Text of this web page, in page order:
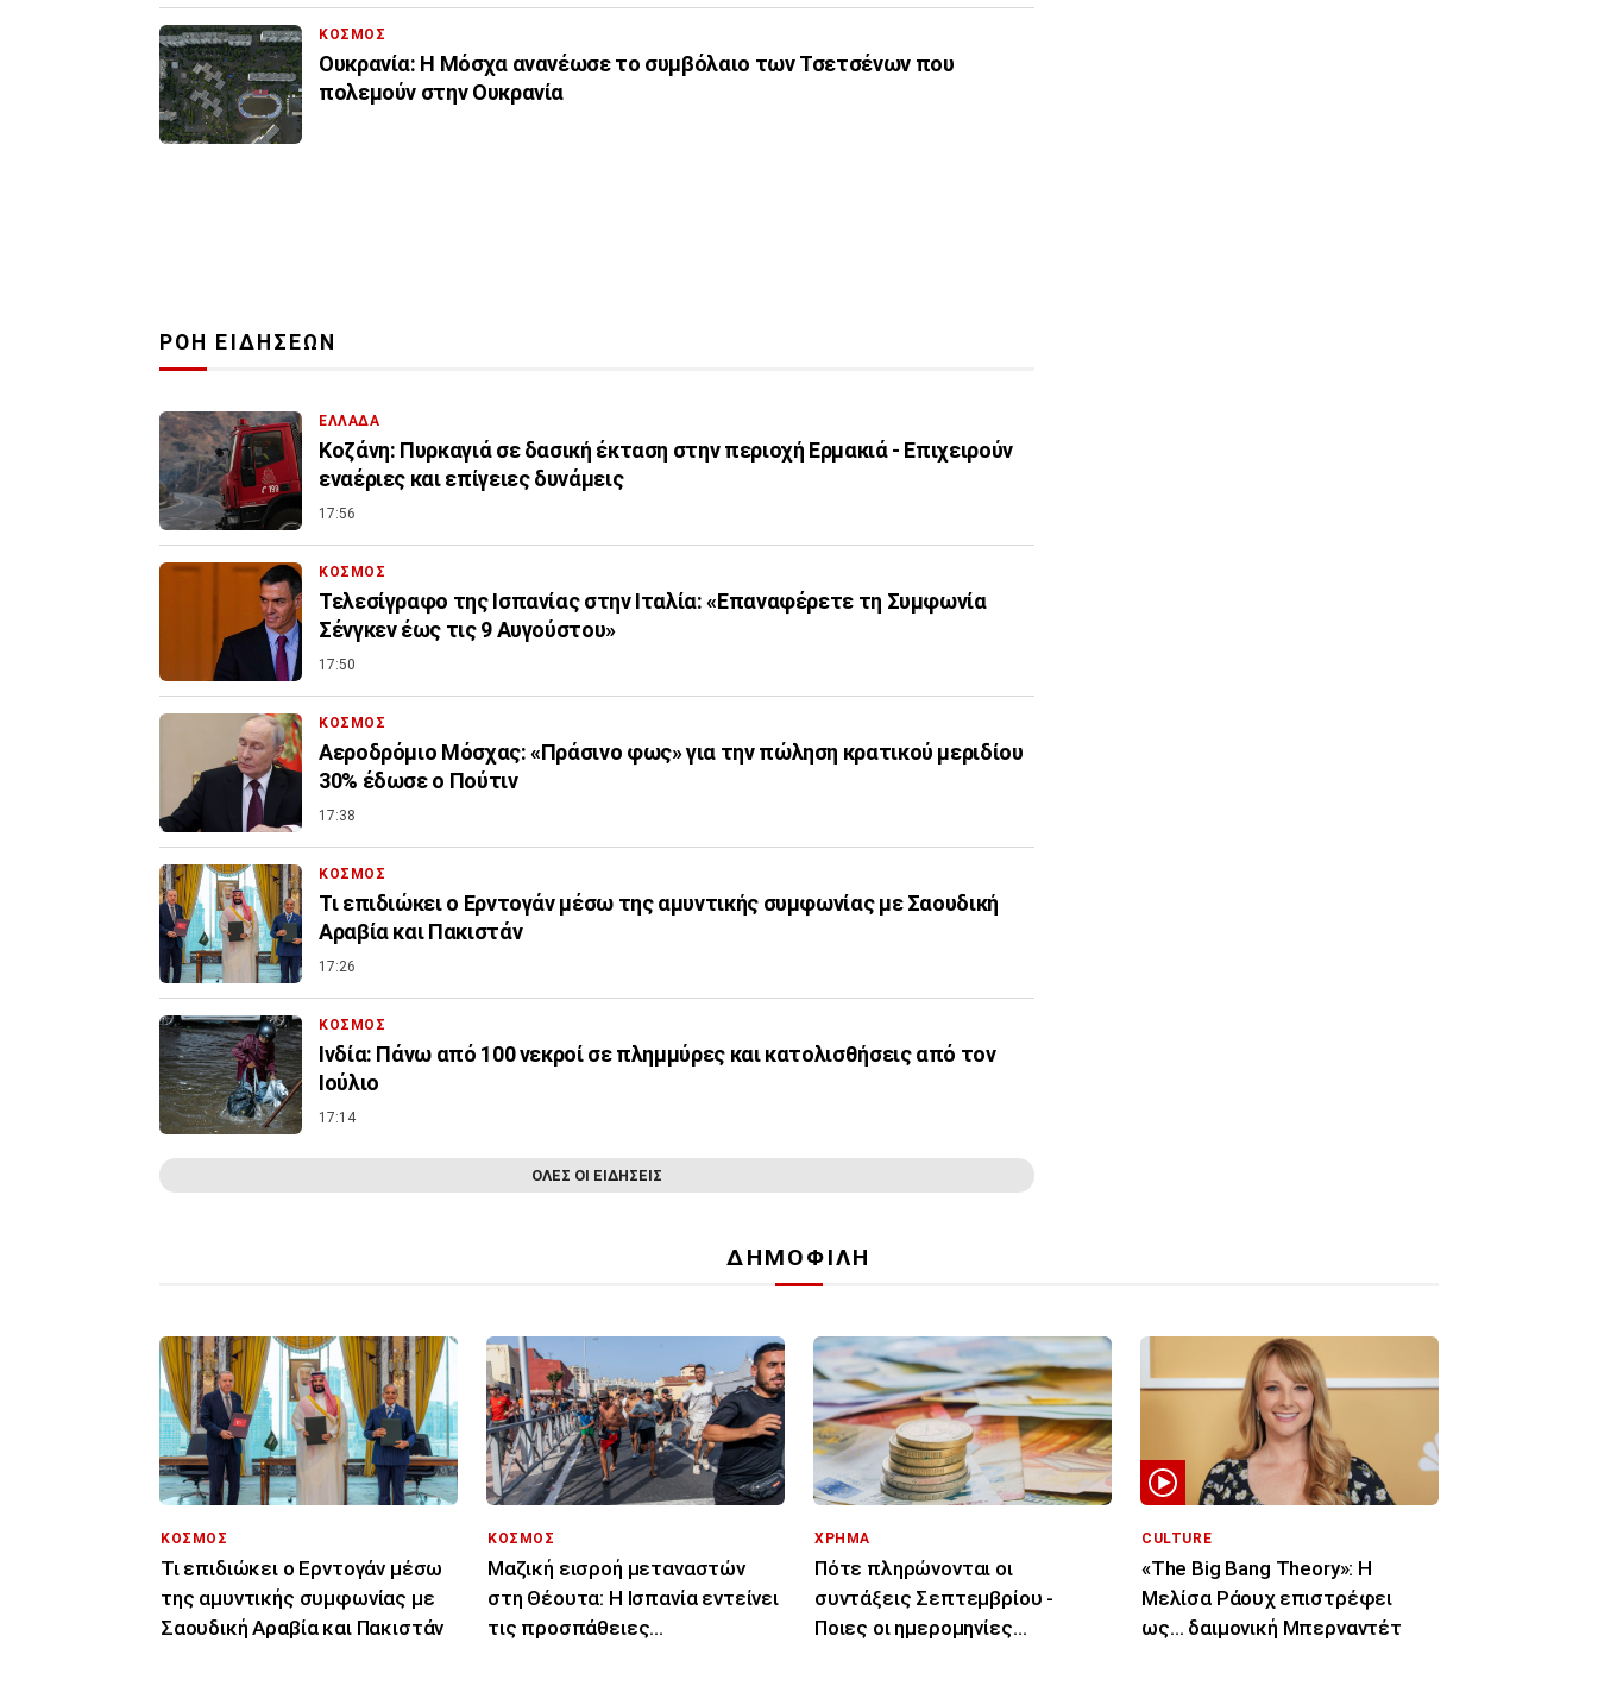
ΚΟΣΜΟΣ
Ουκρανία: Η Μόσχα ανανέωσε το συμβόλαιο των Τσετσένων που
πολεμούν στην Ουκρανία
ΡΟΗ ΕΙΔΗΣΕΩΝ
ΕΛΛΑΔΑ
Κοζάνη: Πυρκαγιά σε δασική έκταση στην περιοχή Ερμακιά - Επιχειρούν
εναέριες και επίγειες δυνάμεις
17:56
ΚΟΣΜΟΣ
Τελεσίγραφο της Ισπανίας στην Ιταλία: «Επαναφέρετε τη Συμφωνία
Σένγκεν έως τις 9 Αυγούστου»
17:50
ΚΟΣΜΟΣ
Αεροδρόμιο Μόσχας: «Πράσινο φως» για την πώληση κρατικού μεριδίου
30% έδωσε ο Πούτιν
17:38
ΚΟΣΜΟΣ
Τι επιδιώκει ο Ερντογάν μέσω της αμυντικής συμφωνίας με Σαουδική
Αραβία και Πακιστάν
17:26
ΚΟΣΜΟΣ
Ινδία: Πάνω από 100 νεκροί σε πλημμύρες και κατολισθήσεις από τον
Ιούλιο
17:14
ΟΛΕΣ ΟΙ ΕΙΔΗΣΕΙΣ
ΔΗΜΟΦΙΛΗ
ΚΟΣΜΟΣ
Τι επιδιώκει ο Ερντογάν μέσω
της αμυντικής συμφωνίας με
Σαουδική Αραβία και Πακιστάν
ΚΟΣΜΟΣ
Μαζική εισροή μεταναστών
στη Θέουτα: Η Ισπανία εντείνει
τις προσπάθειες
ΧΡΗΜΑ
Πότε πληρώνονται οι
συντάξεις Σεπτεμβρίου -
Ποιες οι ημερομηνίες
CULTURE
«The Big Bang Theory»: Η
Μελίσα Ράουχ επιστρέφει
ως… δαιμονική Μπερναντέτ